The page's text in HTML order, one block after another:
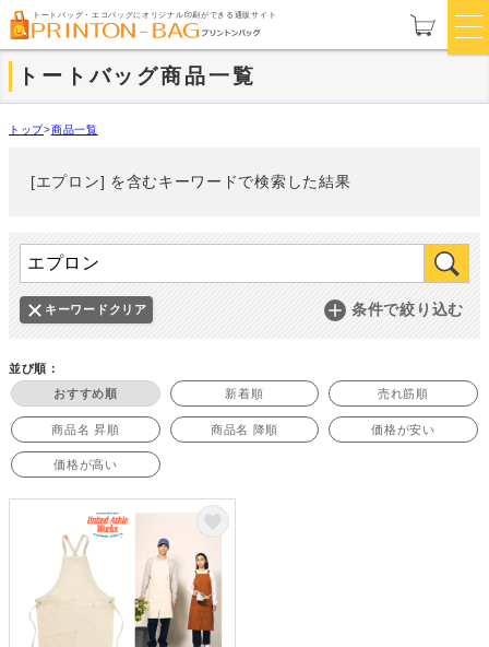
トートバッグ・エコバッグにオリジナル印刷ができる通販サイト
トートバッグ商品一覧
トップ>商品一覧
[エプロン] を含むキーワードで検索した結果
キーワードクリア 条件で絞り込む
並び順：
おすすめ順
新着順 売れ筋順
商品名 昇順 商品名 降順 価格が安い
価格が高い